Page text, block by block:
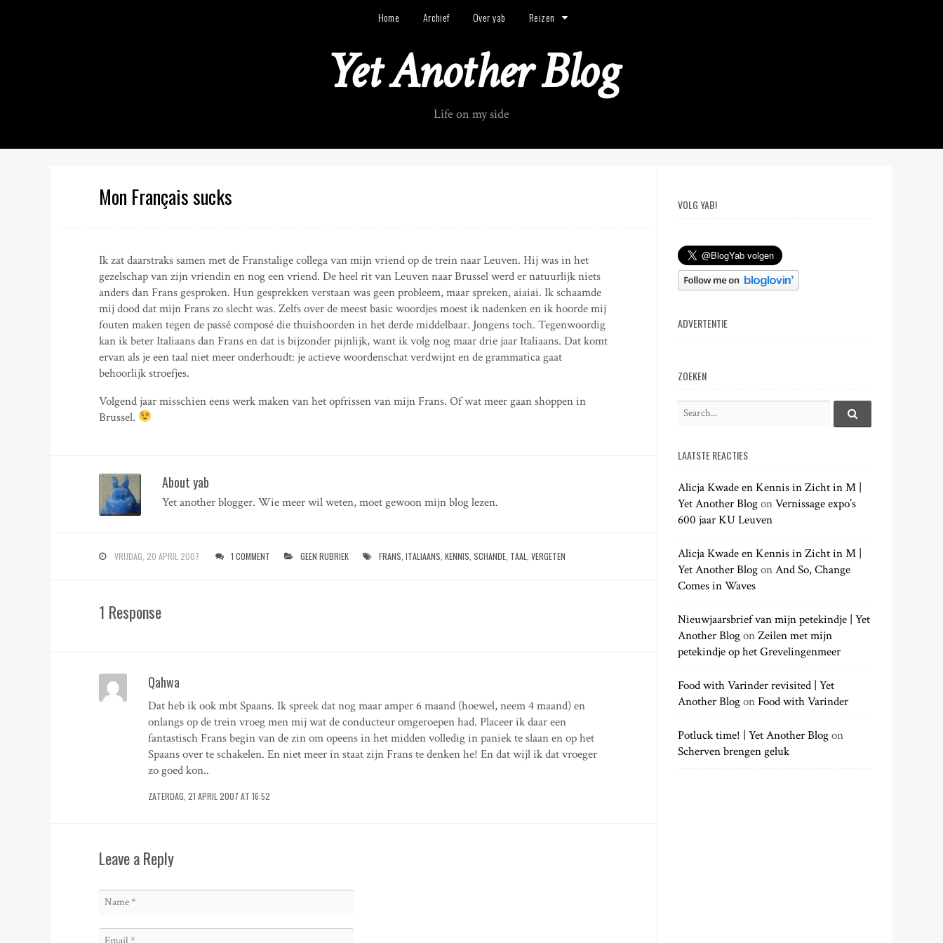
t
Home Archief Over yab Reizen
Yet Another Blog
Life on my side
Mon Français sucks
Ik zat daarstraks samen met de Franstalige collega van mijn vriend op de trein naar Leuven. Hij was in het
gezelschap van zijn vriendin en nog een vriend. De heel rit van Leuven naar Brussel werd er natuurlijk niets
anders dan Frans gesproken. Hun gesprekken verstaan was geen probleem, maar spreken, aiaiai. Ik schaamde
mij dood dat mijn Frans zo slecht was. Zelfs over de meest basic woordjes moest ik nadenken en ik hoorde mij
fouten maken tegen de passé composé die thuishoorden in het derde middelbaar. Jongens toch. Tegenwoordig
kan ik beter Italiaans dan Frans en dat is bijzonder pijnlijk, want ik volg nog maar drie jaar Italiaans. Dat komt
ervan als je een taal niet meer onderhoudt: je actieve woordenschat verdwijnt en de grammatica gaat
behoorlijk stroefjes.
Volgend jaar misschien eens werk maken van het opfrissen van mijn Frans. Of wat meer gaan shoppen in
Brussel.
About yab
Yet another blogger. Wie meer wil weten, moet gewoon mijn blog lezen.
VRIJDAG, 20 APRIL 2007 1 COMMENT GEEN RUBRIEK FRANS ,ITALIAANS ,KENNIS ,SCHANDE TAAL ,VERGETEN
1 Response
Qahwa
Dat heb ik ook mbt Spaans. Ik spreek dat nog maar amper 6 maand (hoewel, neem 4 maand) en
onlangs op de trein vroeg men mij wat de conducteur omgeroepen had. Placeer ik daar een
fantastisch Frans begin van de zin om opeens in het midden volledig in paniek te slaan en op het
Spaans over te schakelen. En niet meer in staat zijn Frans te denken he! En dat wijl ik dat vroeger
zo goed kon..
ZATERDAG, 21 APRIL 2007 AT 16:52
Leave a Reply
VOLG YAB!
ADVERTENTIE
ZOEKEN
r
h
f
o
:
S
h
.
LAATSTE REACTIES
Alicja Kwade en Kennis in Zicht in M |
Yet Another BlogonVernissage expo’s
600 jaar KU Leuven
Alicja Kwade en Kennis in Zicht in M |
Yet Another BlogonAnd So, Change
Comes in Waves
Nieuwjaarsbrief van mijn petekindje | Yet
Another BlogonZeilen met mijn
petekindje op het Grevelingenmeer
Food with Varinder revisited | Yet
Another BlogonFood with Varinder
Potluck time! | Yet Another Blogon
Scherven brengen geluk